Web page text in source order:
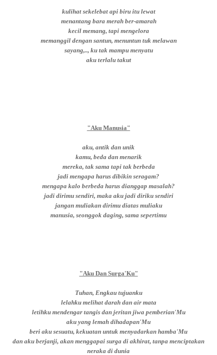
kulihat sekelebat api biru itu lewat
menantang bara merah ber-amarah
kecil memang, tapi mengelora
memanggil dengan santun, menuntun tuk melawan
sayang,.., ku tak mampu menyatu
aku terlalu takut
"Aku Manusia"
aku, antik dan unik
kamu, beda dan menarik
mereka, tak sama tapi tak berbeda
jadi mengapa harus dibikin seragam?
mengapa kalo berbeda harus dianggap masalah?
jadi dirimu sendiri, maka aku jadi diriku sendiri
jangan muliakan dirimu diatas muliaku
manusia, seonggok daging, sama sepertimu
"Aku Dan Surga'Ku"
Tuhan, Engkau tujuanku
lelahku melihat darah dan air mata
letihku mendengar tangis dan jeritan jiwa pemberian'Mu
aku yang lemah dihadapan'Mu
beri aku sesuatu, kekuatan untuk menyadarkan hamba'Mu
dan aku berjanji, akan menggapai surga di akhirat, tanpa menciptakan
neraka di dunia